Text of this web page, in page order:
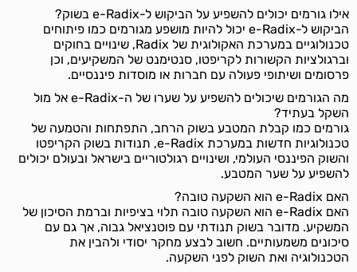
אילו גורמים יכולים להשפיע על הביקוש ל-e-Radix בשוק?
הביקוש ל-e-Radix יכול להיות מושפע מגורמים כמו פיתוחים
טכנולוגיים במערכת האקולוגית של Radix, שינויים בחוקים
וברגולציות הקשורות לקריפטו, סנטימנט של המשקיעים, וכן
פרסומים ושיתופי פעולה עם חברות או מוסדות פיננסיים.
מה הגורמים שיכולים להשפיע על שערו של ה-e-Radix אל מול
השקל בעתיד?
גורמים כמו קבלת המטבע בשוק הרחב, התפתחות והטמעה של
טכנולוגיות חדשות במערכת e-Radix, תנודות בשוק הקריפטו
והשוק הפיננסי העולמי, ושינויים רגולטוריים בישראל ובעולם יכולים
להשפיע על שער המטבע.
האם e-Radix הוא השקעה טובה?
האם e-Radix הוא השקעה טובה תלוי בציפיות וברמת הסיכון של
המשקיע. מדובר בשוק תנודתי עם פוטנציאל גבוה, אך גם עם
סיכונים משמעותיים. חשוב לבצע מחקר יסודי ולהבין את
הטכנולוגיה ואת השוק לפני השקעה.